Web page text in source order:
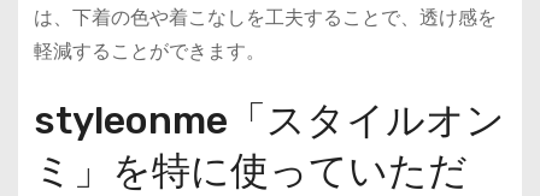
は、下着の色や着こなしを工夫することで、透け感を
軽減することができます。
styleonme「スタイルオン
ミ」を特に使っていただ